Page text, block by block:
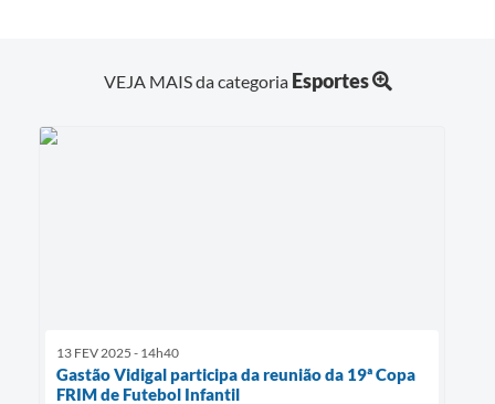
VEJA MAIS da categoria Esportes
13 FEV 2025 - 14h40
Gastão Vidigal participa da reunião da 19ª Copa
FRIM de Futebol Infantil